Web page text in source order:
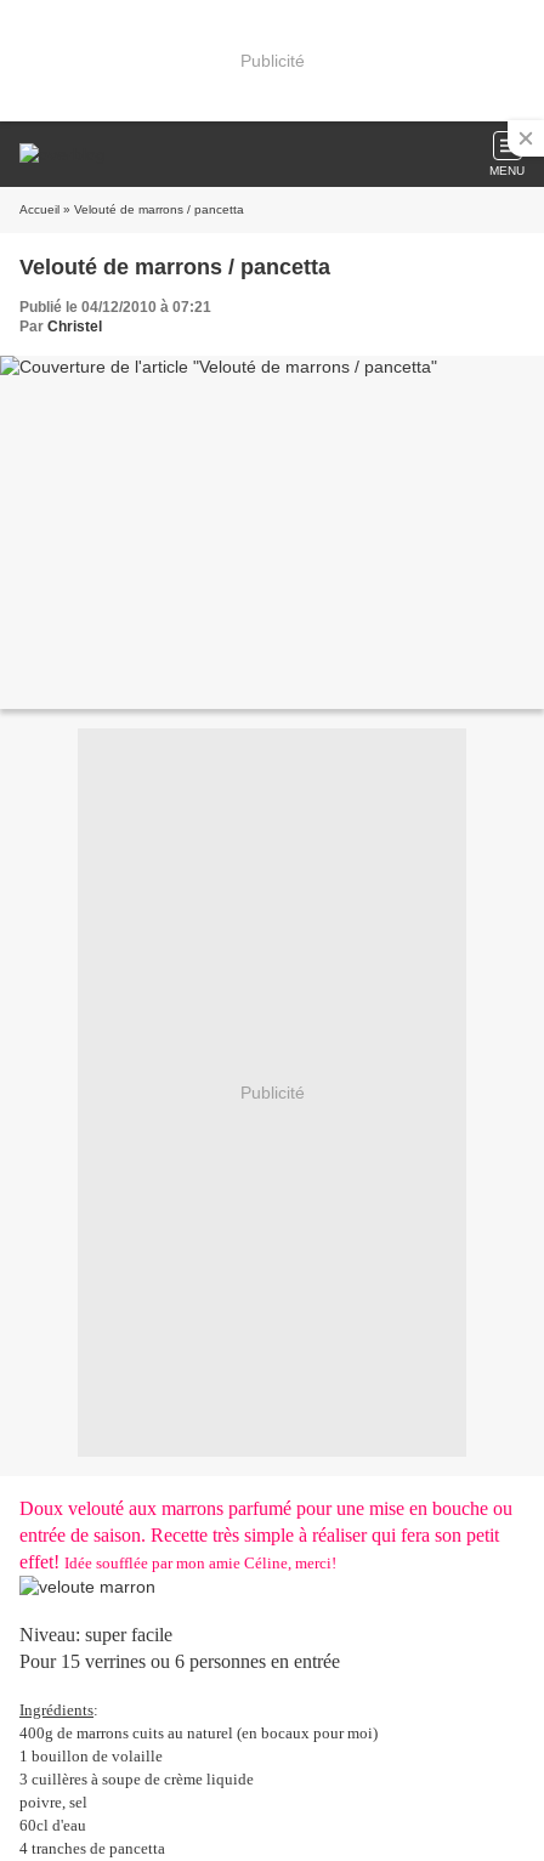
Publicité
MENU
Accueil » Velouté de marrons / pancetta
Velouté de marrons / pancetta
Publié le 04/12/2010 à 07:21
Par Christel
Publicité
Doux velouté aux marrons parfumé pour une mise en bouche ou
entrée de saison. Recette très simple à réaliser qui fera son petit
effet! Idée soufflée par mon amie Céline, merci!
Niveau: super facile
Pour 15 verrines ou 6 personnes en entrée
Ingrédients:
400g de marrons cuits au naturel (en bocaux pour moi)
1 bouillon de volaille
3 cuillères à soupe de crème liquide
poivre, sel
60cl d'eau
4 tranches de pancetta